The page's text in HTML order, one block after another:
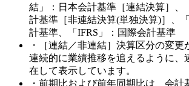
結」：日本会計基準［連結決算］、
計基準［非連結決算(単独決算)］、
計基準、「IFRS」：国際会計基準
・［連結／非連結］決算区分の変更
連続的に業績推移を追えるように、
在して表示しています。
・前期比および前年同期比は、会計